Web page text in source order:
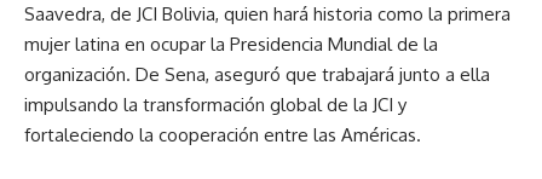
Saavedra, de JCI Bolivia, quien hará historia como la primera
mujer latina en ocupar la Presidencia Mundial de la
organización. De Sena, aseguró que trabajará junto a ella
impulsando la transformación global de la JCI y
fortaleciendo la cooperación entre las Américas.